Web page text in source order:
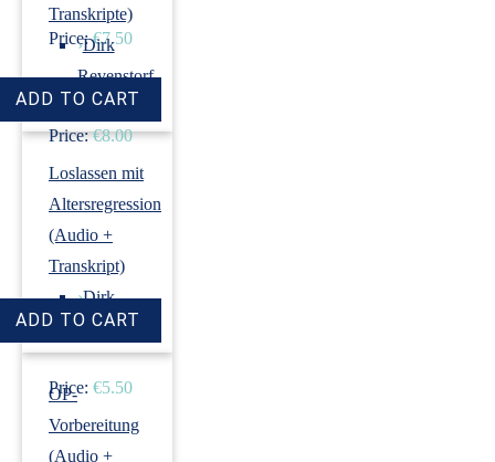
Price: €7.50
Transkripte)
›Dirk
Revenstorf
Price: €8.00
Loslassen mit
Altersregression
(Audio +
Transkript)
›Dirk
Revenstorf
Price: €5.50
OP-
Vorbereitung
(Audio +